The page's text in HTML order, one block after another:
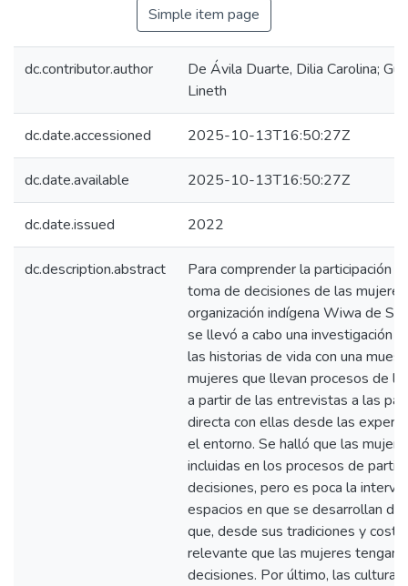
Simple item page
dc.contributor.author
De Ávila Duarte, Dilia Carolina;
Lineth
dc.date.accessioned 2025-10-13T16:50:27Z
dc.date.available 2025-10-13T16:50:27Z
dc.date.issued 2022
dc.description.abstract
Para comprender la participación
toma de decisiones de las
organización indígena Wiwa de
se llevó a cabo una investigación
las historias de vida con una
mujeres que llevan procesos de
a partir de las entrevistas a las
directa con ellas desde las
el entorno. Se halló que las
incluidas en los procesos de
decisiones, pero es poca la
espacios en que se desarrollan
que, desde sus tradiciones y
relevante que las mujeres tengan
decisiones. Por último, las